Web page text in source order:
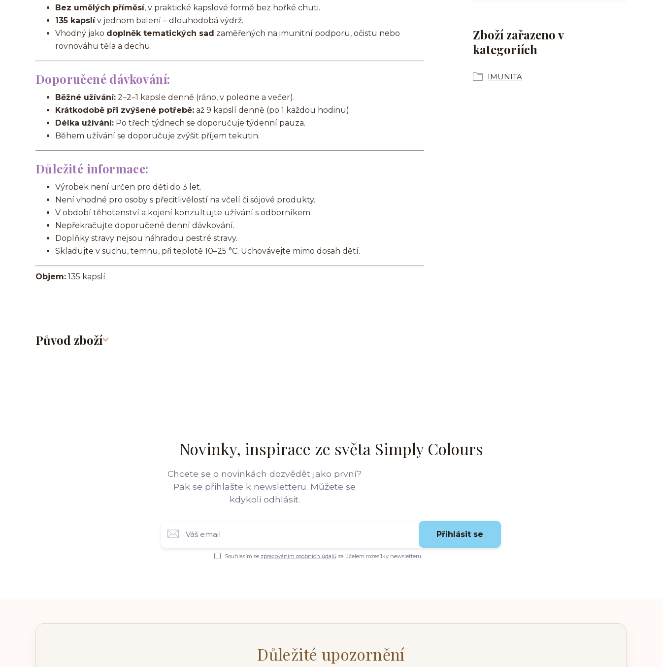
Bez umělých příměsí, v praktické kapslové formě bez hořké chuti.
135 kapslív jednom balení – dlouhodobá výdrž.
Vhodný jako doplněk tematických sad zaměřených na imunitní podporu, očistu nebo
rovnováhu těla a dechu.
Doporučené dávkování:
Běžné užívání: 2–2–1 kapsle denně (ráno, v poledne a večer).
Krátkodobě při zvýšené potřebě: až 9 kapslí denně (po 1 každou hodinu).
Délka užívání: Po třech týdnech se doporučuje týdenní pauza.
Během užívání se doporučuje zvýšit příjem tekutin.
Důležité informace:
Výrobek není určen pro děti do 3 let.
Není vhodné pro osoby s přecitlivělostí na včelí či sójové produkty.
V období těhotenství a kojení konzultujte užívání s odborníkem.
Nepřekračujte doporučené denní dávkování.
Doplňky stravy nejsou náhradou pestré stravy.
Skladujte v suchu, temnu, při teplotě 10–25 °C. Uchovávejte mimo dosah dětí.
Objem: 135 kapslí
Původ zboží
Zboží zařazeno v
kategoriích
IMUNITA
Novinky, inspirace ze světa Simply Colours
Chcete se o novinkách dozvědět jako první?
Pak se přihlašte k newsletteru. Můžete se
kdykoli odhlásit.
Přihlásit se
Souhlasím se zpracováním osobních údajůza účelem rozesílky newsletteru.
Důležité upozornění